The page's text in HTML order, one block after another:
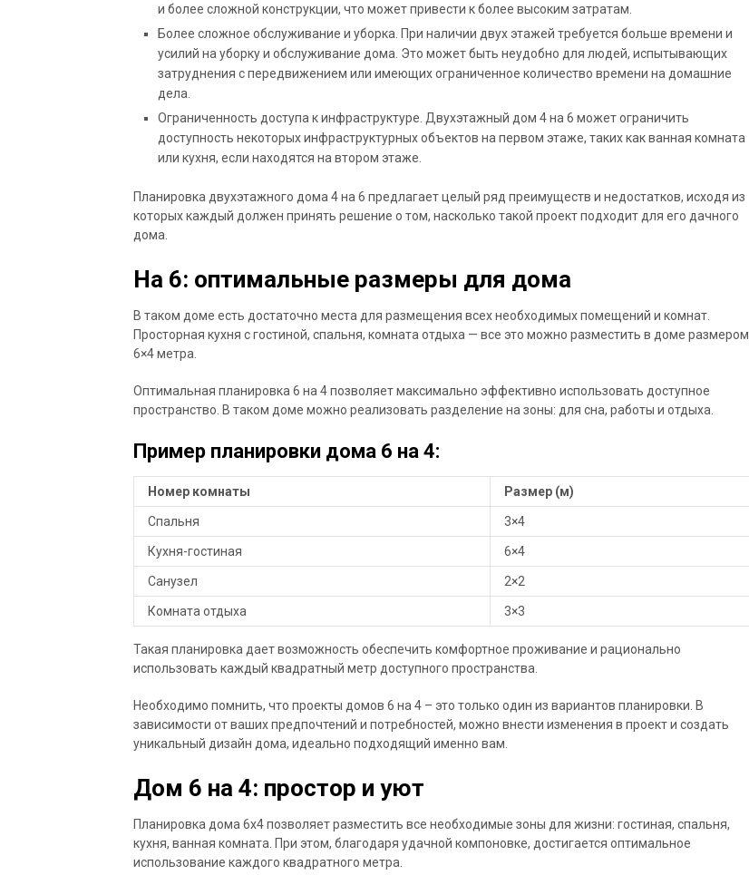
и более сложной конструкции, что может привести к более высоким затратам.
Более сложное обслуживание и уборка. При наличии двух этажей требуется больше времени и
усилий на уборку и обслуживание дома. Это может быть неудобно для людей, испытывающих
затруднения с передвижением или имеющих ограниченное количество времени на домашние
дела.
Ограниченность доступа к инфраструктуре. Двухэтажный дом 4 на 6 может ограничить
доступность некоторых инфраструктурных объектов на первом этаже, таких как ванная комната
или кухня, если находятся на втором этаже.
Планировка двухэтажного дома 4 на 6 предлагает целый ряд преимуществ и недостатков, исходя из
которых каждый должен принять решение о том, насколько такой проект подходит для его дачного
дома.
На 6: оптимальные размеры для дома
В таком доме есть достаточно места для размещения всех необходимых помещений и комнат.
Просторная кухня с гостиной, спальня, комната отдыха — все это можно разместить в доме размером
6×4 метра.
Оптимальная планировка 6 на 4 позволяет максимально эффективно использовать доступное
пространство. В таком доме можно реализовать разделение на зоны: для сна, работы и отдыха.
Пример планировки дома 6 на 4:
Номер комнаты Размер (м)
Спальня 3×4
Кухня-гостиная 6×4
Санузел 2×2
Комната отдыха 3×3
Такая планировка дает возможность обеспечить комфортное проживание и рационально
использовать каждый квадратный метр доступного пространства.
Необходимо помнить, что проекты домов 6 на 4 – это только один из вариантов планировки. В
зависимости от ваших предпочтений и потребностей, можно внести изменения в проект и создать
уникальный дизайн дома, идеально подходящий именно вам.
Дом 6 на 4: простор и уют
Планировка дома 6х4 позволяет разместить все необходимые зоны для жизни: гостиная, спальня,
кухня, ванная комната. При этом, благодаря удачной компоновке, достигается оптимальное
использование каждого квадратного метра.